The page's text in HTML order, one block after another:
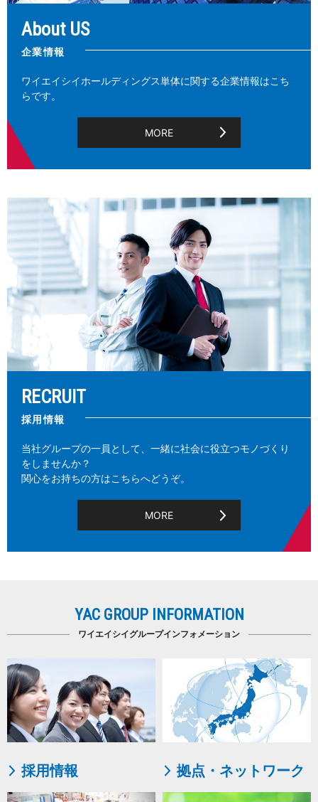
About US
企業情報
ワイエイシイホールディングス単体に関する企業情報はこち
らです。
MORE
RECRUIT
採用情報
当社グループの一員として、一緒に社会に役立つモノづくり
をしませんか？
関心をお持ちの方はこちらへどうぞ。
MORE
YAC GROUP INFORMATION
ワイエイシイグループインフォメーション
採用情報 拠点・ネットワーク